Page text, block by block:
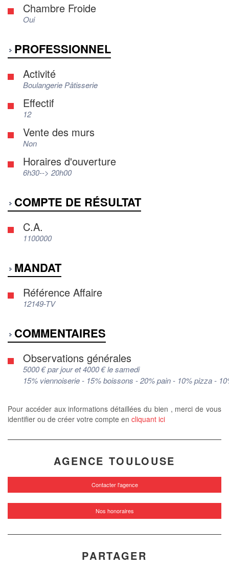
Chambre Froide
Oui
PROFESSIONNEL
Activité
Boulangerie Pâtisserie
Effectif
12
Vente des murs
Non
Horaires d'ouverture
6h30--> 20h00
COMPTE DE RÉSULTAT
C.A.
1100000
MANDAT
Référence Affaire
12149-TV
COMMENTAIRES
Observations générales
5000 € par jour et 4000 € le samedi
15% viennoiserie - 15% boissons - 20% pain - 10% pizza -
Pour accéder aux informations détaillées du bien , merci de vous
identifier ou de créer votre compte en cliquant ici
AGENCE TOULOUSE
Contacter l'agence
Nos honoraires
PARTAGER